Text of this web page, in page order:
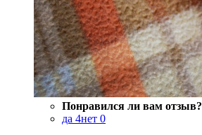
Понравился ли вам отзыв?
да 4нет 0